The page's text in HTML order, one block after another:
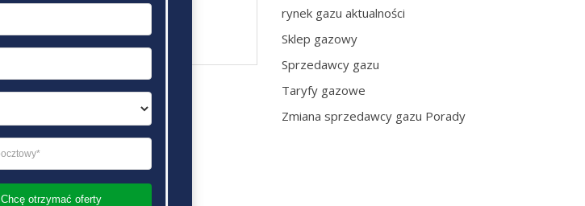
rynek gazu aktualności
Sklep gazowy
Sprzedawcy gazu
Taryfy gazowe
Zmiana sprzedawcy gazu Porady
Chcę otrzymać oferty